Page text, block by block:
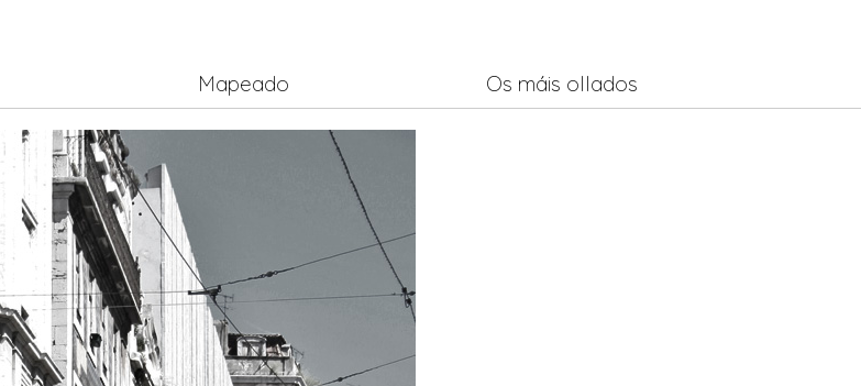
Mapeado Os máis ollados